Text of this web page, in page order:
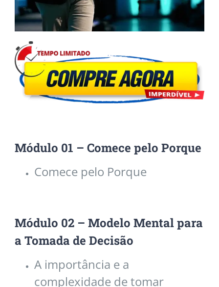
Módulo 01 – Comece pelo Porque
Comece pelo Porque
Módulo 02 – Modelo Mental para
a Tomada de Decisão
A importância e a
complexidade de tomar